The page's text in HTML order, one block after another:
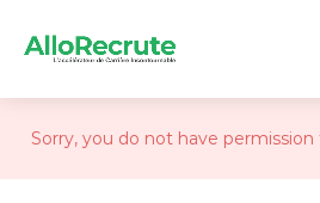
Sorry, you do not have